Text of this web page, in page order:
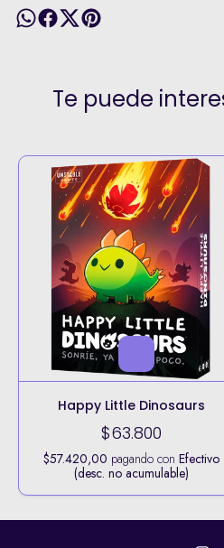
Te puede
Happy Little Dinosaurs
$63.800
$57.420,00 pagando conEfectivo
(desc. no acumulable)